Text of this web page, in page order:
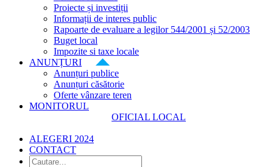
Proiecte și investiții
Informații de interes public
Rapoarte de evaluare a legilor 544/2001 și 52/2003
Buget local
Impozite si taxe locale
ANUNȚURI
Anunțuri publice
Anunțuri căsătorie
Oferte vânzare teren
MONITORUL
OFICIAL LOCAL
ALEGERI 2024
CONTACT
Cautare...